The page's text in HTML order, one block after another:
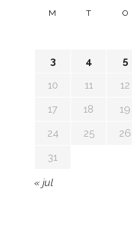
M T O
3
4 5
10
11 12
17
18 19
24
25 26
31
« jul